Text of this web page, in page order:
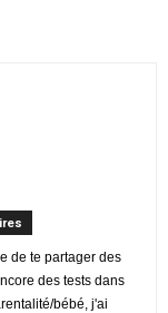
de te partager des
des tests dans
bébé, j'ai